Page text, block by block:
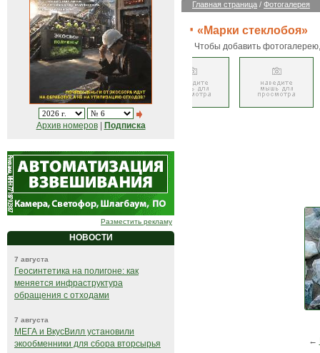
Архив номеров| Подписка
Разместить рекламу
НОВОСТИ
7 августа
Геосинтетика на полигоне: как
меняется инфраструктура
обращения с отходами
7 августа
МЕГА и ВкусВилл установили
экообменники для сбора вторсырья
Главная страница / Фотогалерея
«Марки стеклобоя»
Чтобы добавить
←